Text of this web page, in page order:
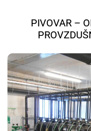
PIVOVAR –